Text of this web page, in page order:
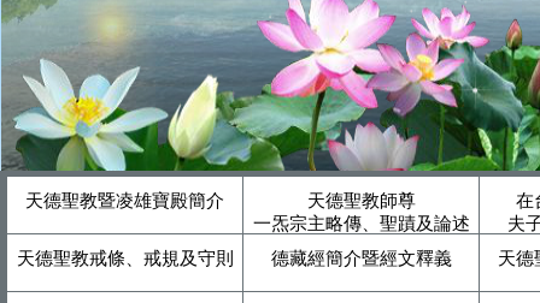
天德聖教暨凌雄寶殿簡介
天德聖教師尊
一炁宗主略傳、聖蹟及論述
在
夫
天德聖教戒條、戒規及守則
德藏經簡介暨經文釋義 天德